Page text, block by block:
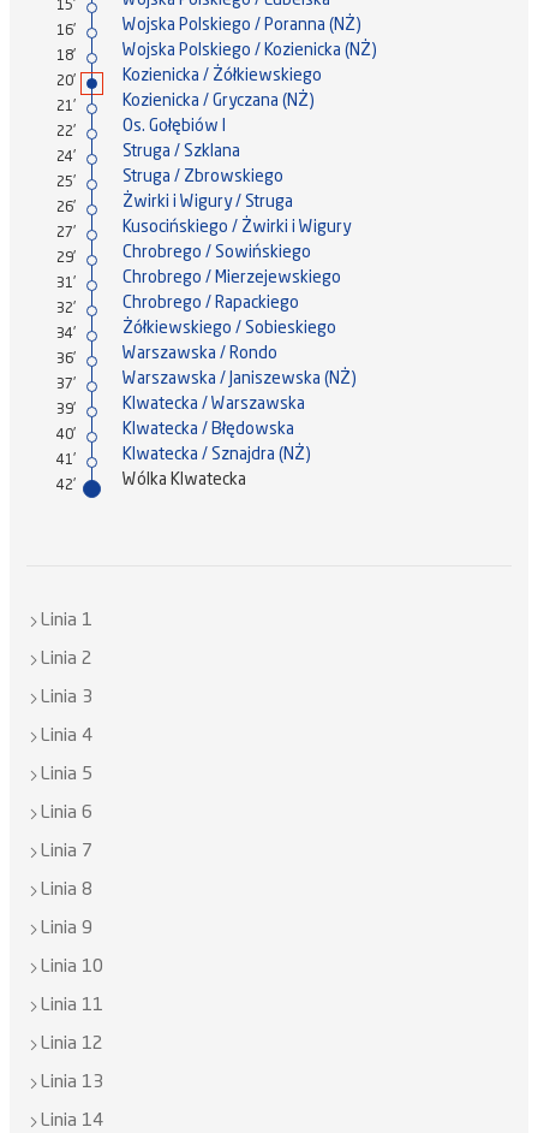
15'
16' Wojska Polskiego / Poranna (NŻ)
18' Wojska Polskiego / Kozienicka (NŻ)
20' Kozienicka / Żółkiewskiego
21' Kozienicka / Gryczana (NŻ)
22' Os. Gołębiów I
24' Struga / Szklana
25' Struga / Zbrowskiego
26' Żwirki i Wigury / Struga
27' Kusocińskiego / Żwirki i Wigury
29' Chrobrego / Sowińskiego
31' Chrobrego / Mierzejewskiego
32' Chrobrego / Rapackiego
34' Żółkiewskiego / Sobieskiego
36' Warszawska / Rondo
37' Warszawska / Janiszewska (NŻ)
39' Klwatecka / Warszawska
40' Klwatecka / Błędowska
41' Klwatecka / Sznajdra (NŻ)
42' Wólka Klwatecka
Linia 1
Linia 2
Linia 3
Linia 4
Linia 5
Linia 6
Linia 7
Linia 8
Linia 9
Linia 10
Linia 11
Linia 12
Linia 13
Linia 14